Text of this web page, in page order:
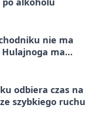
nie ma
ma
odbiera czas na
szybkiego ruchu